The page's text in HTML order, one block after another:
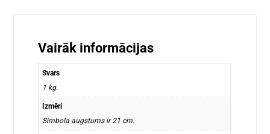
Vairāk informācijas
Svars
1 kg.
Izmēri
Simbola augstums ir 21 cm.